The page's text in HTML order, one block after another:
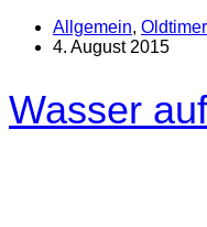
Allgemein,
4. August 2015
Wasser